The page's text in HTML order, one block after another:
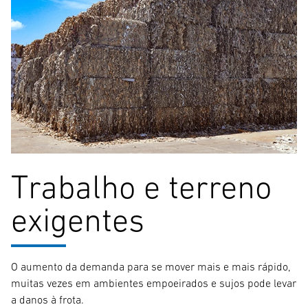
Trabalho e terreno
exigentes
O aumento da demanda para se mover mais e mais rápido,
muitas vezes em ambientes empoeirados e sujos pode levar
a danos à frota.